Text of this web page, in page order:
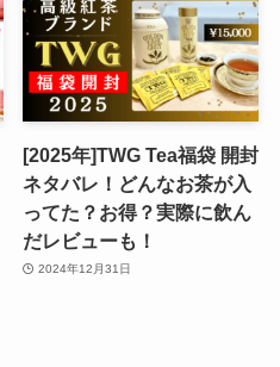
[2025年]TWG Tea福袋 開封
ネタバレ！どんなお茶が入
ってた？お得？実際に飲ん
だレビューも！
2024年12月31日